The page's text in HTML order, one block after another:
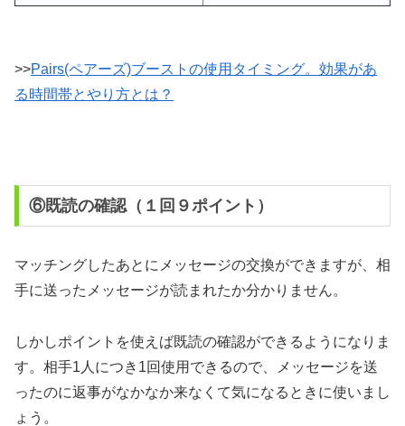
>>Pairs(ペアーズ)ブーストの使用タイミング。効果があ
る時間帯とやり方とは？
⑥既読の確認（１回９ポイント）
マッチングしたあとにメッセージの交換ができますが、相
手に送ったメッセージが読まれたか分かりません。
しかしポイントを使えば既読の確認ができるようになりま
す。相手1人につき1回使用できるので、メッセージを送
ったのに返事がなかなか来なくて気になるときに使いまし
ょう。